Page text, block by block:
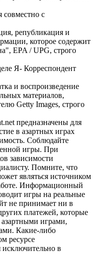
совместно с
републикация и
которое содержит
EPA / UPG, строго
Я- Корреспондент
и воспроизведение
материалов,
Getty Images, строго
предназначены для
в азартных играх
Соблюдайте
игры. При
зависимости
Помните, что
являться источником
Информационный
игры на реальные
не принимает ни в
платежей, которые
азартными играми,
Какие-либо
ресурсе
исключительно в